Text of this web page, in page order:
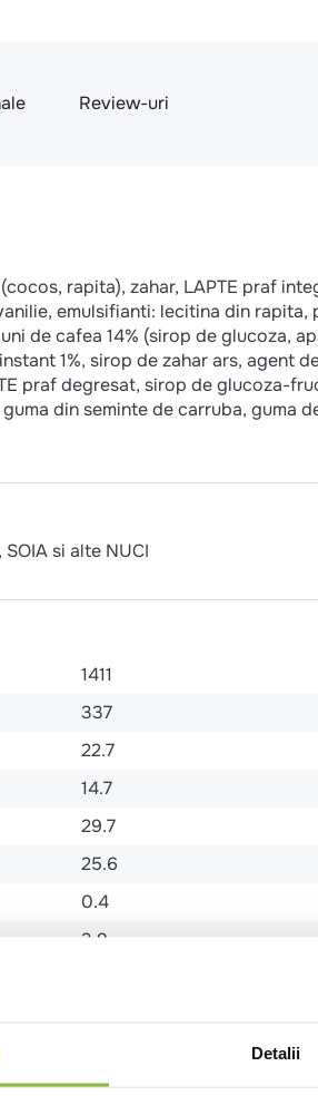
Detalii
Review-uri
rapita), zahar, LAPTE praf
emulsifianti: lecitina din
de cafea 14% (sirop de glucoza,
1%, sirop de zahar ars, agent
praf degresat, sirop de glucoza-
din seminte de carruba, guma
si alte NUCI
1411
337
22.7
14.7
29.7
25.6
0.4
3.9